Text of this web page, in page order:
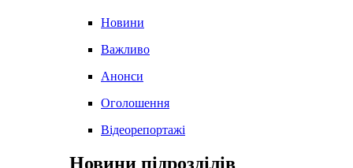
Новини
Важливо
Анонси
Оголошення
Відеорепортажі
Новини підрозділів